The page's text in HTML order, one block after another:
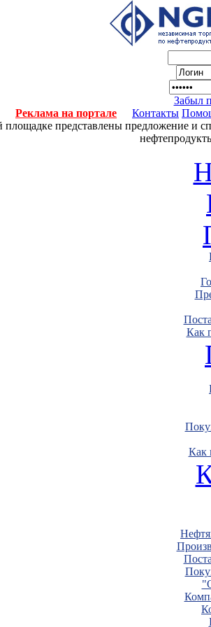
Забыл
Реклама на портале
Контакты
площадке представлены предложение и
Как
Как